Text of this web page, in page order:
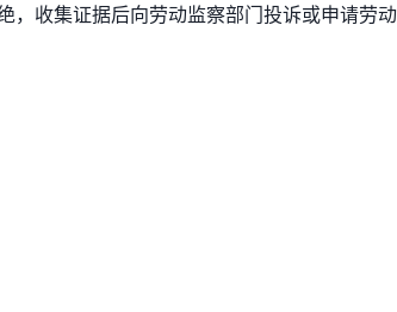
，收集证据后向劳动监察部门投诉或申请劳动